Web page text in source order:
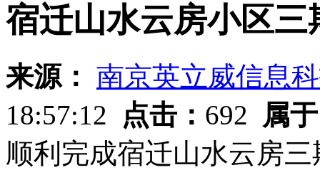
宿迁山水云房小区三
来源： 南京英立威信息
18:57:12
点击： 692 属
顺利完成宿迁山水云房